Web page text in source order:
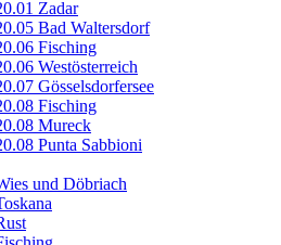
Zadar
Bad Waltersdorf
Fisching
Westösterreich
Gösselsdorfersee
Fisching
Mureck
Punta Sabbioni
und Döbriach